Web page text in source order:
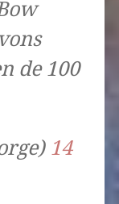
de 100
14